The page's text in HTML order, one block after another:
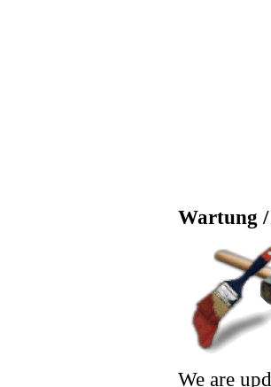
Wartung /
We are